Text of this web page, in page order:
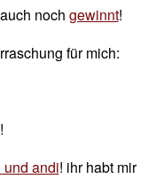
noch gewinnt!
für mich:
und andi! ihr habt mir